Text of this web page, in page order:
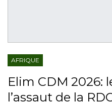
AFRIQUE
Elim CDM 2026:
l’assaut de la